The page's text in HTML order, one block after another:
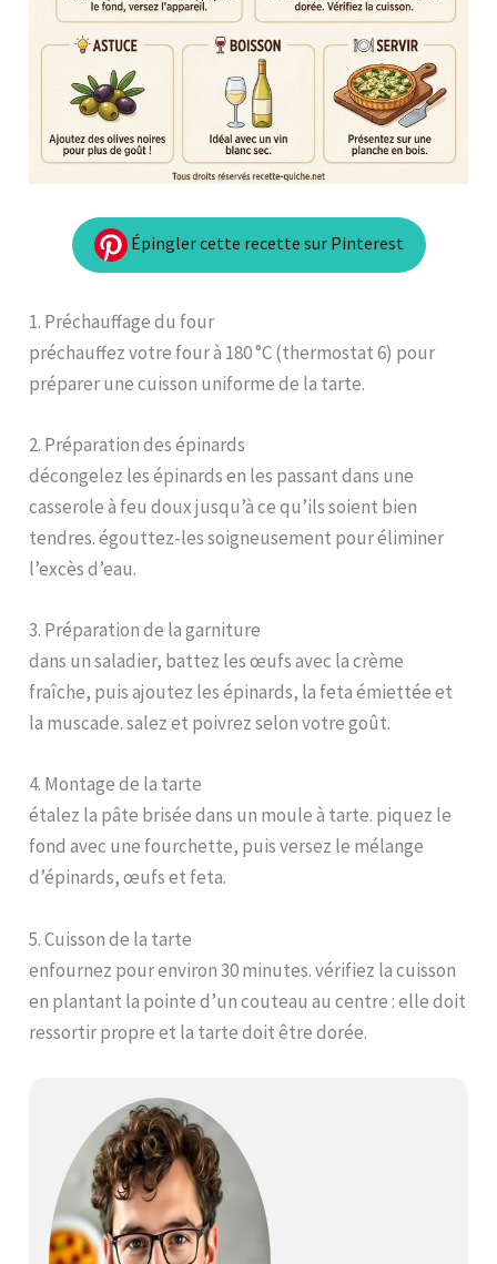
Épingler cette recette sur Pinterest
1. Préchauffage du four
préchauffez votre four à 180 °C (thermostat 6) pour
préparer une cuisson uniforme de la tarte.
2. Préparation des épinards
décongelez les épinards en les passant dans une
casserole à feu doux jusqu’à ce qu’ils soient bien
tendres. égouttez-les soigneusement pour éliminer
l’excès d’eau.
3. Préparation de la garniture
dans un saladier, battez les œufs avec la crème
fraîche, puis ajoutez les épinards, la feta émiettée et
la muscade. salez et poivrez selon votre goût.
4. Montage de la tarte
étalez la pâte brisée dans un moule à tarte. piquez le
fond avec une fourchette, puis versez le mélange
d’épinards, œufs et feta.
5. Cuisson de la tarte
enfournez pour environ 30 minutes. vérifiez la cuisson
en plantant la pointe d’un couteau au centre : elle doit
ressortir propre et la tarte doit être dorée.